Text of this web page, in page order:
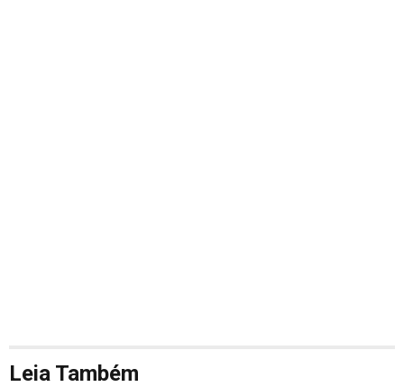
Leia Também